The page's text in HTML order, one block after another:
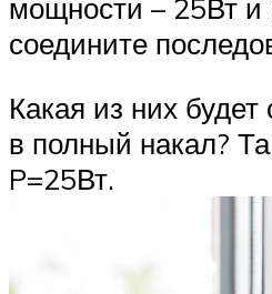
мощности – 25Вт и
соедините
Какая из них будет
в полный накал?
P=25Вт.